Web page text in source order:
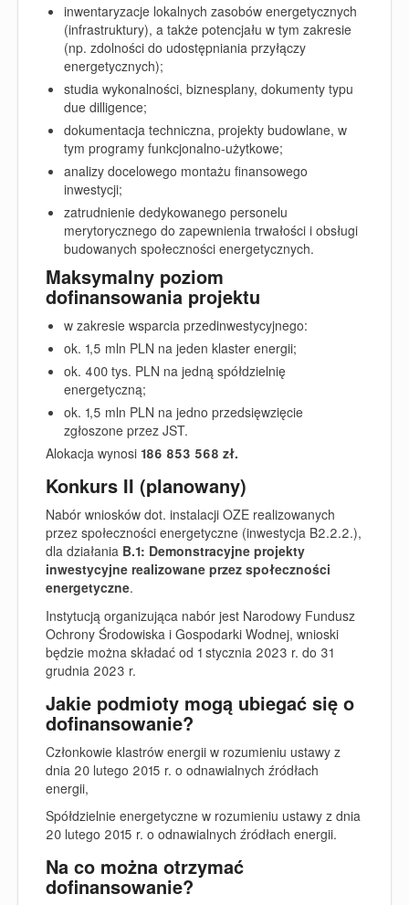
inwentaryzacje lokalnych zasobów energetycznych
(infrastruktury), a także potencjału w tym zakresie
(np. zdolności do udostępniania przyłączy
energetycznych);
studia wykonalności, biznesplany, dokumenty typu
due dilligence;
dokumentacja techniczna, projekty budowlane, w
tym programy funkcjonalno-użytkowe;
analizy docelowego montażu finansowego
inwestycji;
zatrudnienie dedykowanego personelu
merytorycznego do zapewnienia trwałości i obsługi
budowanych społeczności energetycznych.
Maksymalny poziom
dofinansowania projektu
w zakresie wsparcia przedinwestycyjnego:
ok. 1,5 mln PLN na jeden klaster energii;
ok. 400 tys. PLN na jedną spółdzielnię
energetyczną;
ok. 1,5 mln PLN na jedno przedsięwzięcie
zgłoszone przez JST.
Alokacja wynosi 186 853 568 zł.
Konkurs II (planowany)
Nabór wniosków dot. instalacji OZE realizowanych
przez społeczności energetyczne (inwestycja B2.2.2.),
dla działania B.1: Demonstracyjne projekty
inwestycyjne realizowane przez społeczności
energetyczne.
Instytucją organizująca nabór jest Narodowy Fundusz
Ochrony Środowiska i Gospodarki Wodnej, wnioski
będzie można składać od 1 stycznia 2023 r. do 31
grudnia 2023 r.
Jakie podmioty mogą ubiegać się o
dofinansowanie?
Członkowie klastrów energii w rozumieniu ustawy z
dnia 20 lutego 2015 r. o odnawialnych źródłach
energii,
Spółdzielnie energetyczne w rozumieniu ustawy z dnia
20 lutego 2015 r. o odnawialnych źródłach energii.
Na co można otrzymać
dofinansowanie?